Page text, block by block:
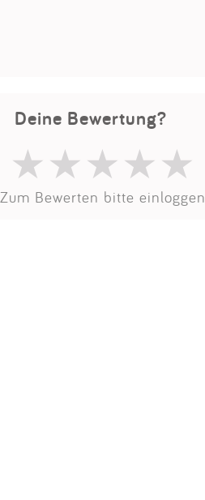
Deine Bewertung?
Zum Bewerten bitte einloggen